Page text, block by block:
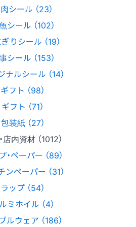
シール （23）
シール （102）
りシール （19）
シール （153）
ナルシール （14）
ギフト （98）
ギフト （71）
包装紙 （27）
店内資材 （1012）
・ペーパー （89）
ンペーパー （31）
ラップ （54）
ミホイル （4）
ルウェア （186）